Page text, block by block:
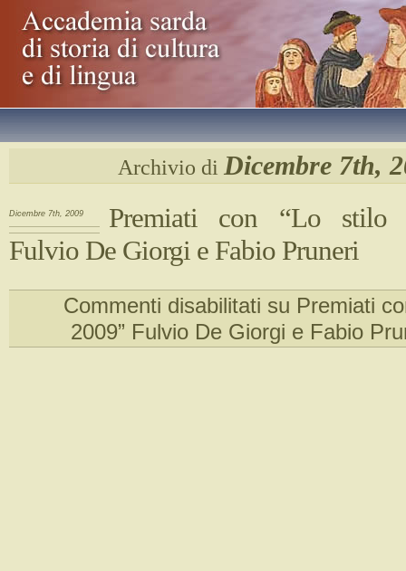
Archivio di Dicembre 7th,
Dicembre 7th, 2009
Premiati con “Lo stilo
Fulvio De Giorgi e Fabio Pruneri
Commenti disabilitati su Premiati
2009” Fulvio De Giorgi e Fabio